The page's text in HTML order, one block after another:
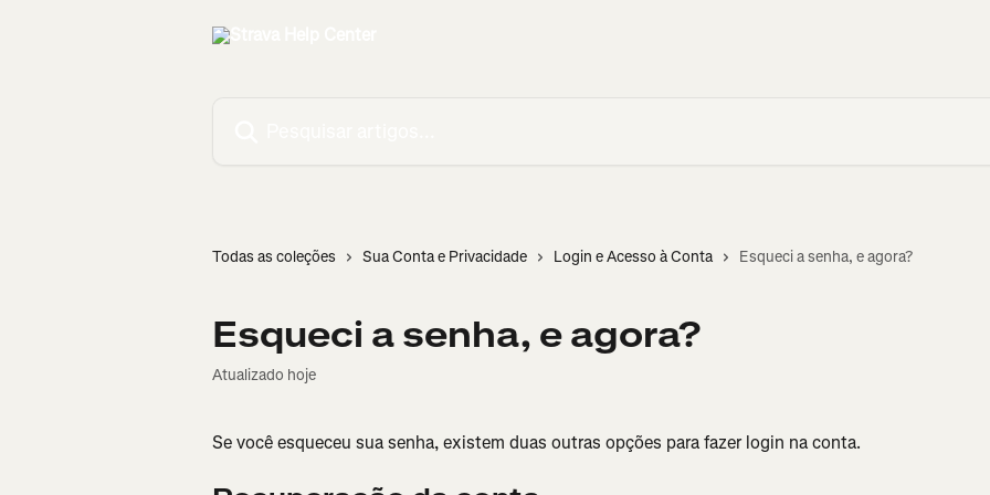
Todas as coleções Sua Conta e Privacidade Login e Acesso à Conta Esqueci a senha, e agora?
Esqueci a senha, e agora?
Atualizado hoje
Se você esqueceu sua senha, existem duas outras opções para fazer login na conta.